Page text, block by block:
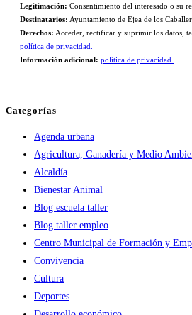
Legitimación: Consentimiento del interesado o su
Destinatarios: Ayuntamiento de Ejea de los
Derechos: Acceder, rectificar y suprimir los datos,
política de privacidad.
Información adicional: política de privacidad.
Categorías
Agenda urbana
Agricultura, Ganadería y Medio
Alcaldía
Bienestar Animal
Blog escuela taller
Blog taller empleo
Centro Municipal de Formación y
Convivencia
Cultura
Deportes